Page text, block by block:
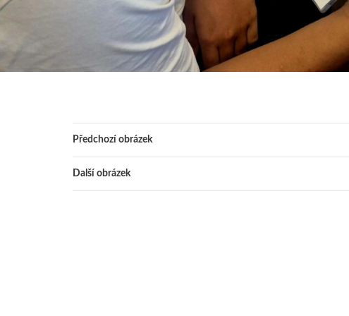
Předchozí obrázek
Další obrázek